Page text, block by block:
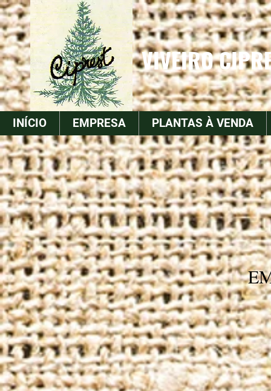
VIVEIRO
INÍCIO EMPRESA PLANTAS À VENDA